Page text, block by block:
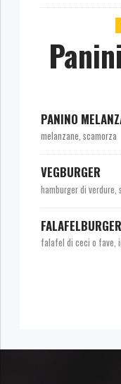
PANINO
melanzane, scamorza
VEGBURGER
hamburger di verdure,
FALAFELBURGER
falafel di ceci o fave,